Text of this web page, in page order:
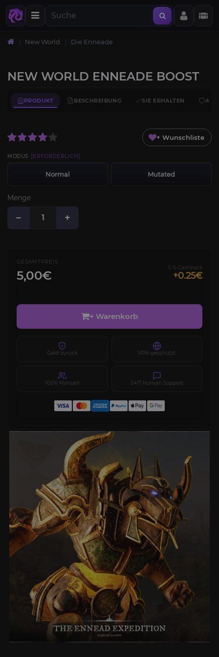
New World Die Enneade
NEW WORLD ENNEADE BOOST
PRODUKT BESCHREIBUNG SIE ERHALTEN
+ Wunschliste
MODUS [ERFORDERLICH]
Normal Mutated
Menge
− +
GESAMTPREIS
5,00€
5 % Cashback
+0.25€
+ Warenkorb
Geld-zurück VPN-geschützt
100% Manuell 24/7 Human Support